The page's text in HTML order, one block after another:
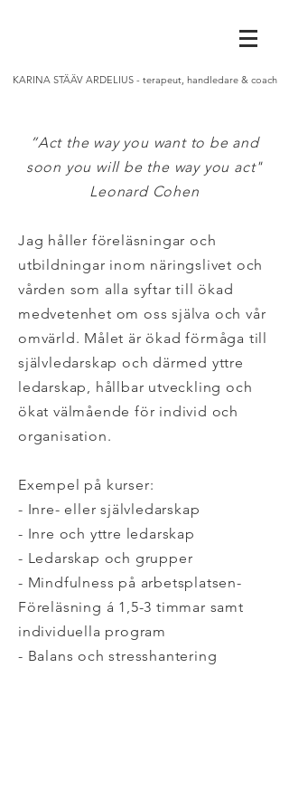
KARINA STÄÄV ARDELIUS - terapeut, handledare & coach
”Act the way you want to be and
soon you will be the way you act"
Leonard Cohen
Jag håller föreläsningar och
utbildningar inom näringslivet och
vården som alla syftar till ökad
medvetenhet om oss själva och vår
omvärld. Målet är ökad förmåga till
självledarskap och därmed yttre
ledarskap, hållbar utveckling och
ökat välmående för individ och
organisation.
Exempel på kurser:
- Inre- eller självledarskap
- Inre och yttre ledarskap
- Ledarskap och grupper
- Mindfulness på arbetsplatsen-
Föreläsning á 1,5-3 timmar samt
individuella program
- Balans och stresshantering